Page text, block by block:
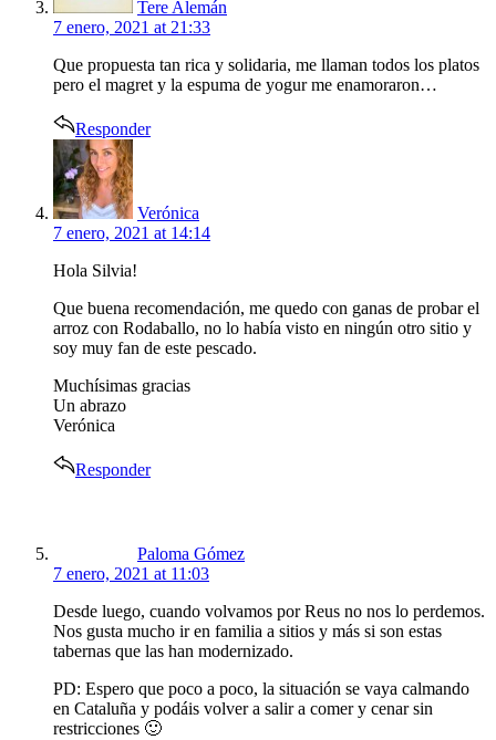
Tere Alemán
7 enero, 2021 at 21:33
Que propuesta tan rica y solidaria, me llaman todos los platos
pero el magret y la espuma de yogur me enamoraron…
Responder
says:
Verónica
7 enero, 2021 at 14:14
Hola Silvia!
Que buena recomendación, me quedo con ganas de probar el
arroz con Rodaballo, no lo había visto en ningún otro sitio y
soy muy fan de este pescado.
Muchísimas gracias
Un abrazo
Verónica
Responder
Paloma Gómez
7 enero, 2021 at 11:03
Desde luego, cuando volvamos por Reus no nos lo perdemos.
Nos gusta mucho ir en familia a sitios y más si son estas
tabernas que las han modernizado.
PD: Espero que poco a poco, la situación se vaya calmando
en Cataluña y podáis volver a salir a comer y cenar sin
restricciones 🙂